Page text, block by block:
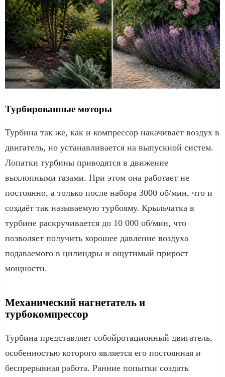
Турбированные моторы
Турбина так же, как и компрессор накачивает воздух в
двигатель, но устанавливается на выпускной систем.
Лопатки турбины приводятся в движение
выхлопными газами. При этом она работает не
постоянно, а только после набора 3000 об/мин, что и
создаёт так называемую турбояму. Крыльчатка в
турбине раскручивается до 10 000 об/мин, что
позволяет получить хорошее давление воздуха
подаваемого в цилиндры и ощутимый прирост
мощности.
Механический нагнетатель и
турбокомпрессор
Турбина представляет собойротационный двигатель,
особенностью которого является его постоянная и
беспрерывная работа. Ранние попытки создать